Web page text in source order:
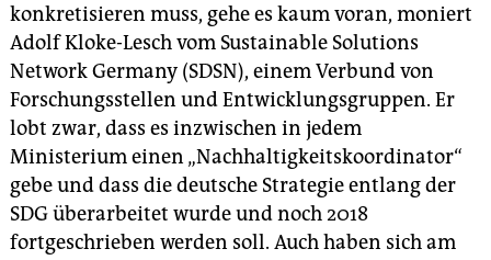
konkretisieren muss, gehe es kaum voran, moniert
Adolf Kloke-Lesch vom Sustainable Solutions
Network Germany (SDSN), einem Verbund von
Forschungsstellen und Entwicklungsgruppen. Er
lobt zwar, dass es inzwischen in jedem
Ministerium einen „Nachhaltigkeitskoordinator“
gebe und dass die deutsche Strategie entlang der
SDG überarbeitet wurde und noch 2018
fortgeschrieben werden soll. Auch haben sich am